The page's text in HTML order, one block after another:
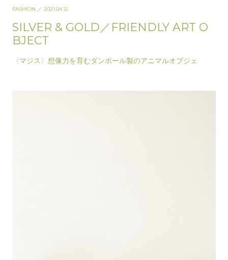
FASHION ／ 2021.04.12
SILVER & GOLD／FRIENDLY ART O
BJECT
〈マジス〉想像力を育むダンボール製のアニマルオブジェ